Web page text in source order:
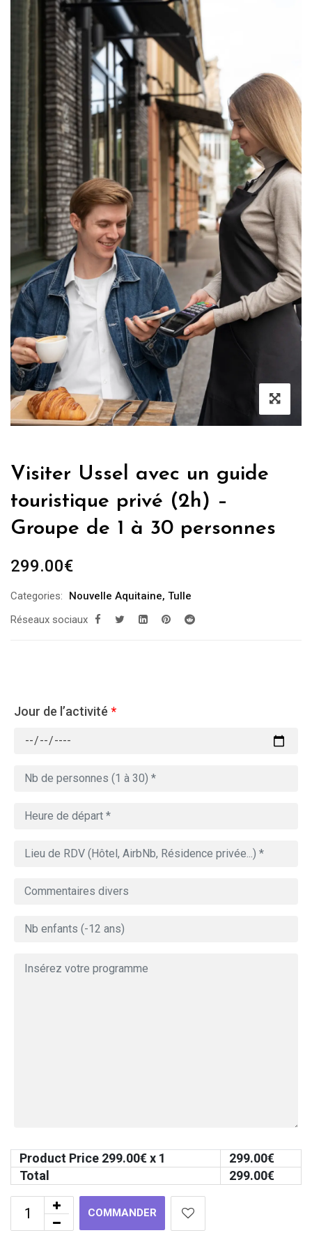
Visiter Ussel avec un guide
touristique privé (2h) –
Groupe de 1 à 30 personnes
299.00€
Categories: Nouvelle Aquitaine, Tulle
Réseaux sociaux
Jour de l’activité *
Product Price 299.00€ x 1 299.00€
Total
299.00€
COMMANDER